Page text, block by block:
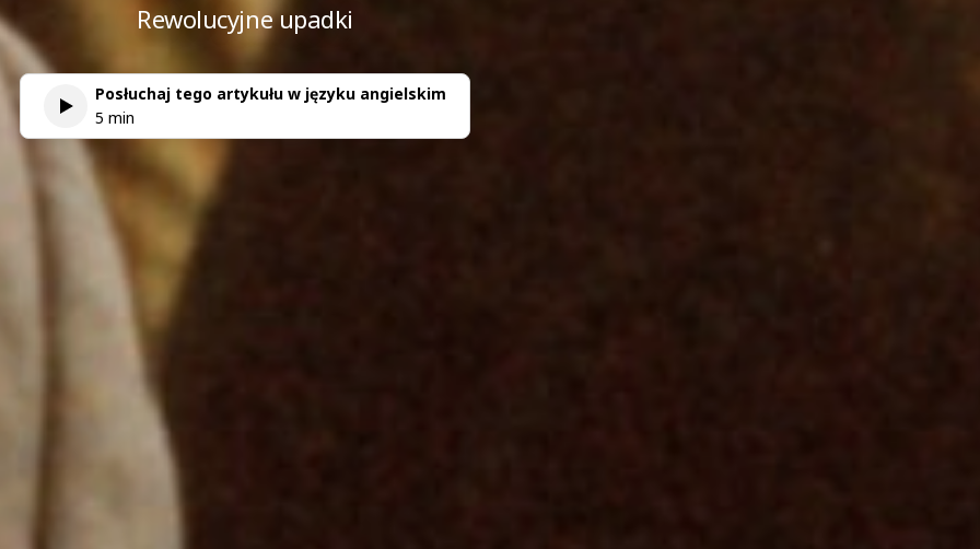
Rewolucyjne upadki
Posłuchaj tego artykułu w języku angielskim
5 min